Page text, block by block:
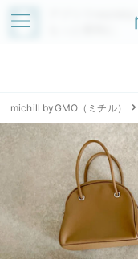
アプリでmichillが
michill byGMO（ミチル）